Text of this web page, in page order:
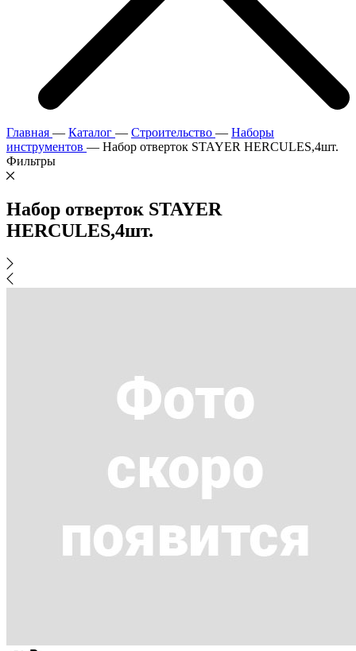
Главная — Каталог — Строительство — Наборы
инструментов — Набор отверток STAYER HERCULES,4шт.
Фильтры
Набор отверток STAYER
HERCULES,4шт.